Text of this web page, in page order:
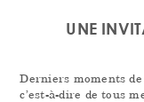
UNE
Derniers moments
c’est-à-dire de tous